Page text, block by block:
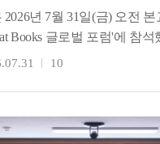
년 7월 31일(금) 오전
Books 글로벌 포럼'에 참
서양 고전 인문학과
10